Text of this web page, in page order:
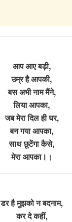
आप आए बड़ी,
उम्र है आपकी,
बस अभी नाम मैंने,
लिया आपका,
जब मेरा दिल ही घर,
बन गया आपका,
साथ छूटेंगा कैसे,
मेरा आपका।।
डर है मुझको न बदनाम,
कर दे कहीं,